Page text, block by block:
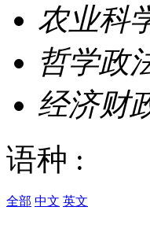
农业科
哲学政
经济财
语种 :
全部 中文 英文